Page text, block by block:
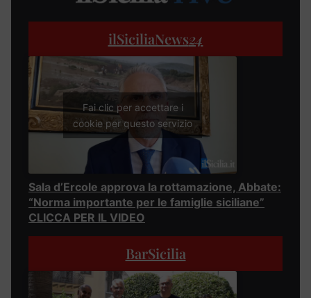
ilSiciliaNews24
Fai clic per accettare i
cookie per questo servizio
Sala d’Ercole approva la rottamazione, Abbate:
“Norma importante per le famiglie siciliane”
CLICCA PER IL VIDEO
BarSicilia